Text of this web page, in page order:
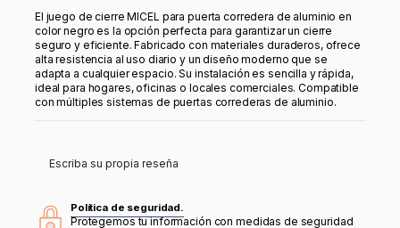
El juego de cierre MICEL para puerta corredera de aluminio en
color negro es la opción perfecta para garantizar un cierre
seguro y eficiente. Fabricado con materiales duraderos, ofrece
alta resistencia al uso diario y un diseño moderno que se
adapta a cualquier espacio. Su instalación es sencilla y rápida,
ideal para hogares, oficinas o locales comerciales. Compatible
con múltiples sistemas de puertas correderas de aluminio.
Escriba su propia reseña
Política de seguridad.
Protegemos tu información con medidas de seguridad